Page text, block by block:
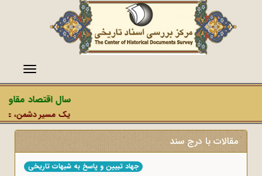
منو
سال اقتصاد
یک مسیر دشمن،
مقالات با درج سند
جهاد تبیین و پاسخ به شبهات تاریخی